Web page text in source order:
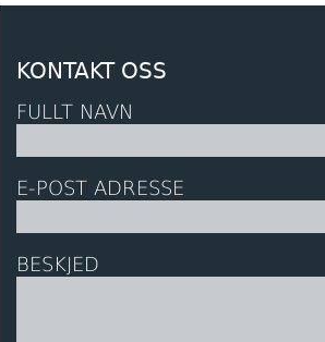
KONTAKT OSS
FULLT NAVN
E-POST ADRESSE
BESKJED